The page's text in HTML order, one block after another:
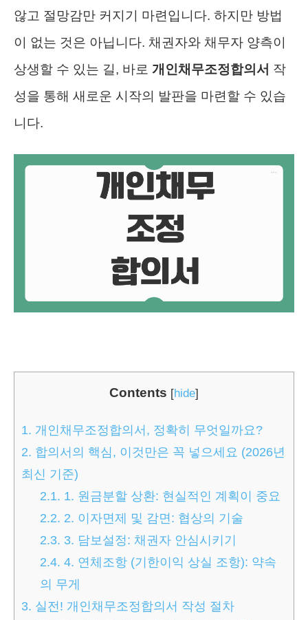
않고 절망감만 커지기 마련입니다. 하지만 방법
이 없는 것은 아닙니다. 채권자와 채무자 양측이
상생할 수 있는 길, 바로 개인채무조정합의서 작
성을 통해 새로운 시작의 발판을 마련할 수 있습
니다.
Contents [hide]
1. 개인채무조정합의서, 정확히 무엇일까요?
2. 합의서의 핵심, 이것만은 꼭 넣으세요 (2026년
최신 기준)
2.1. 1. 원금분할 상환: 현실적인 계획이 중요
2.2. 2. 이자면제 및 감면: 협상의 기술
2.3. 3. 담보설정: 채권자 안심시키기
2.4. 4. 연체조항 (기한이익 상실 조항): 약속
의 무게
3. 실전! 개인채무조정합의서 작성 절차